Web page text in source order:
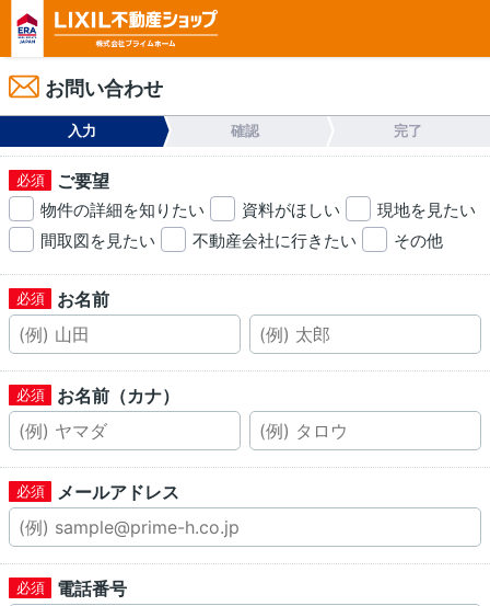
お問い合わせ
入力 確認 完了
ご要望
物件の詳細を知りたい 資料がほしい
現地を見たい
間取図を見たい
不動産会社に行きたい その他
お名前
お名前（カナ）
メールアドレス
電話番号